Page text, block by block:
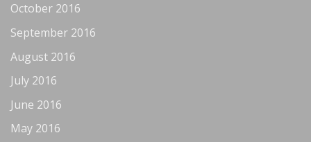
October 2016
September 2016
August 2016
July 2016
June 2016
May 2016